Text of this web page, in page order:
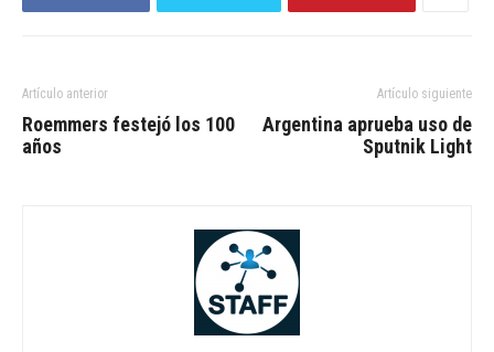
Artículo anterior
Roemmers festejó los 100
años
Artículo siguiente
Argentina aprueba uso de
Sputnik Light